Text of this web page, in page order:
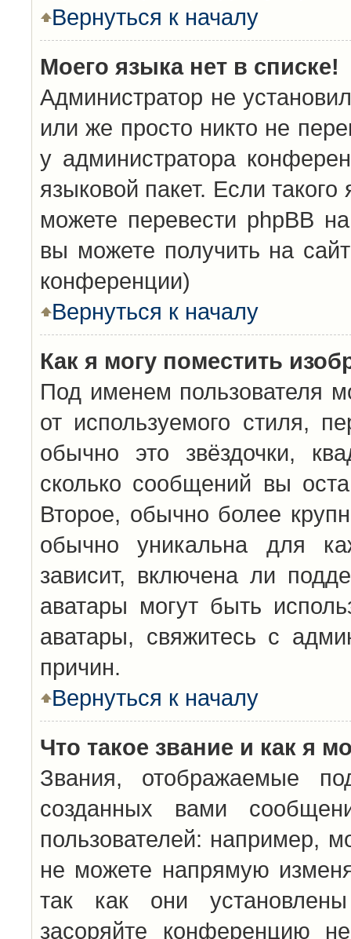
Вернуться к началу
Моего языка нет в списке!
Администратор не
или же просто никто не
у администратора
языковой пакет. Если
можете перевести phpBB
вы можете получить на
конференции)
Вернуться к началу
Как я могу поместить
Под именем пользователя
от используемого стиля,
обычно это звёздочки,
сколько сообщений вы
Второе, обычно более
обычно уникальна для
зависит, включена ли
аватары могут быть
аватары, свяжитесь с
причин.
Вернуться к началу
Что такое звание и как я
Звания, отображаемые
созданных вами
пользователей: например,
не можете напрямую
так как они
засоряйте конференцию